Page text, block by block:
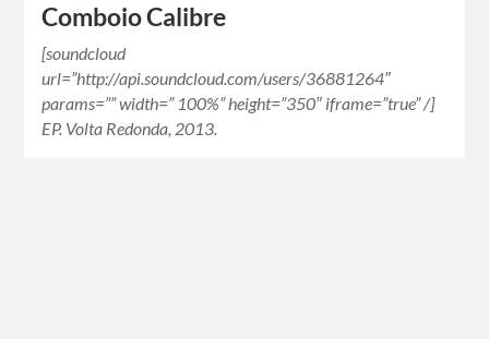
Comboio Calibre
[soundcloud
url=”http://api.soundcloud.com/users/36881264″
params=”” width=” 100%” height=”350″ iframe=”true” /]
EP. Volta Redonda, 2013.